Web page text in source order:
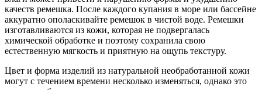
качеств ремешка. После каждого купания в море или бассейне
аккуратно ополаскивайте ремешок в чистой воде. Ремешки
изготавливаются из кожи, которая не подвергалась
химической обработке и поэтому сохранила свою
естественную мягкость и приятную на ощупь текстуру.
Цвет и форма изделий из натуральной необработанной кожи
могут с течением времени несколько изменяться, однако это